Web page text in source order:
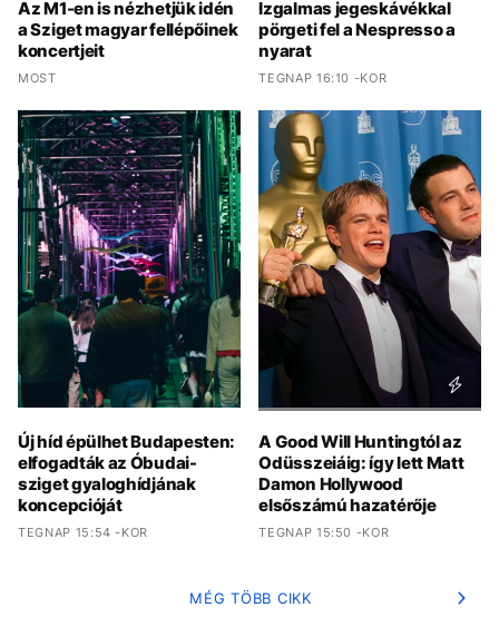
Az M1-en is nézhetjük idén
a Sziget magyar fellépőinek
koncertjeit
MOST
Izgalmas jegeskávékkal
pörgeti fel a Nespresso a
nyarat
TEGNAP 16:10 -KOR
Új híd épülhet Budapesten:
elfogadták az Óbudai-
sziget gyaloghídjának
koncepcióját
TEGNAP 15:54 -KOR
A Good Will Huntingtól az
Odüsszeiáig: így lett Matt
Damon Hollywood
elsőszámú hazatérője
TEGNAP 15:50 -KOR
MÉG TÖBB CIKK